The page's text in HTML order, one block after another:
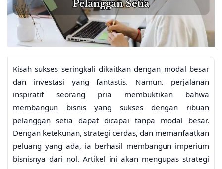
Kisah sukses seringkali dikaitkan dengan modal besar
dan investasi yang fantastis. Namun, perjalanan
inspiratif seorang pria membuktikan bahwa
membangun bisnis yang sukses dengan ribuan
pelanggan setia dapat dicapai tanpa modal besar.
Dengan ketekunan, strategi cerdas, dan memanfaatkan
peluang yang ada, ia berhasil membangun imperium
bisnisnya dari nol. Artikel ini akan mengupas strategi